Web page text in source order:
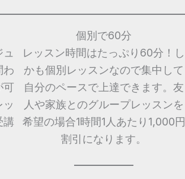
わ
可
講
個別で60分
レッスン時間はたっぷり60分！し
かも個別レッスンなので集中して
自分のペースで上達できます。友
人や家族とのグループレッスンを
希望の場合1時間1人あたり1,000円
割引になります。